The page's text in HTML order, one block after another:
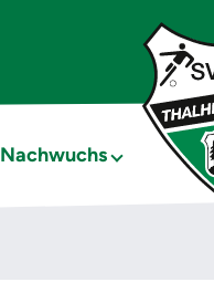
Nachwuchs